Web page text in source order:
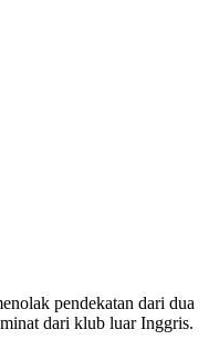
pendekatan dari dua
dari klub luar Inggris.